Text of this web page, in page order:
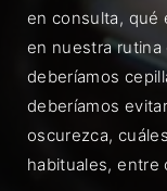
en consulta, qué
en nuestra rutina
deberíamos
deberíamos
oscurezca,
habituales, entre